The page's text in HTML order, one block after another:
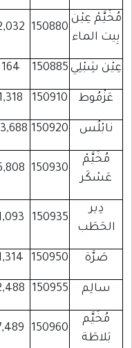
1,947
3,979
769
171
335
57
1,332
2,650
449
62,444
126,132
25,104
5,799
11,607
2,114
1,120
2,213
368
1,248
2,562
463
2,574
5,062
841
15,247
2,759